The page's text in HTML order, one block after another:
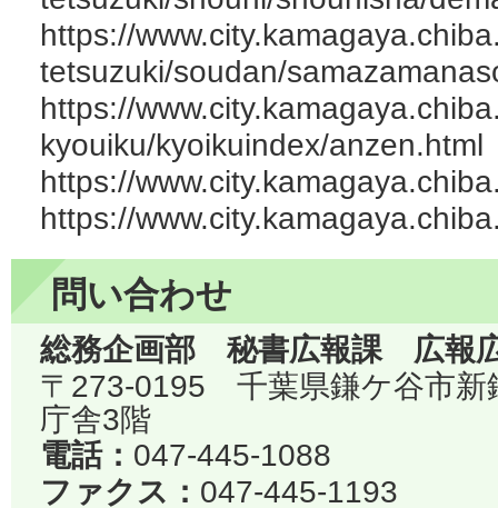
https://
tetsuzuki/soudan/
https://
kyouiku/kyoikuindex/anzen.html
https://
https://
問い合わせ
総務企画部 秘書広報課 広報
〒273-0195 千葉県鎌ケ谷市
庁舎3階
電話： 047-445-1088
ファクス： 047-445-1193